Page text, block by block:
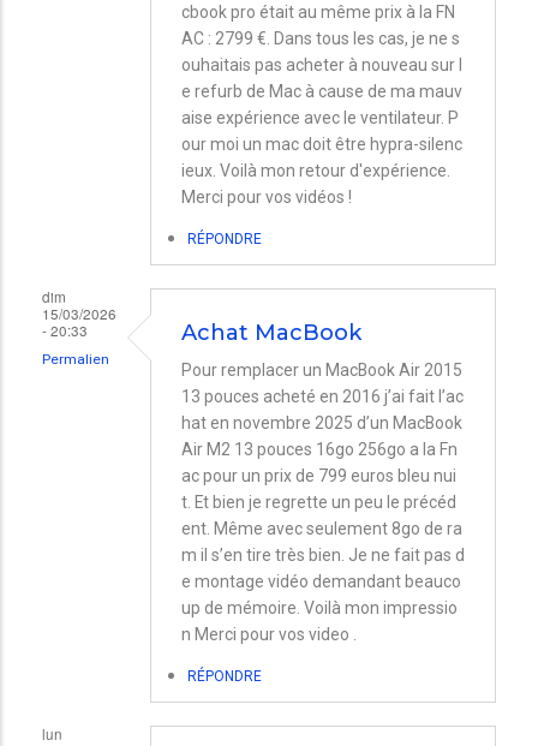
cbook pro était au même prix à la FN
AC : 2799 €. Dans tous les cas, je ne s
ouhaitais pas acheter à nouveau sur l
e refurb de Mac à cause de ma mauv
aise expérience avec le ventilateur. P
our moi un mac doit être hypra-silenc
ieux. Voilà mon retour d'expérience.
Merci pour vos vidéos !
RÉPONDRE
dim
15/03/2026
- 20:33
Permalien
Achat MacBook
Pour remplacer un MacBook Air 2015
13 pouces acheté en 2016 j’ai fait l’ac
hat en novembre 2025 d’un MacBook
Air M2 13 pouces 16go 256go a la Fn
ac pour un prix de 799 euros bleu nui
t. Et bien je regrette un peu le précéd
ent. Même avec seulement 8go de ra
m il s’en tire très bien. Je ne fait pas d
e montage vidéo demandant beauco
up de mémoire. Voilà mon impressio
n Merci pour vos video .
RÉPONDRE
lun